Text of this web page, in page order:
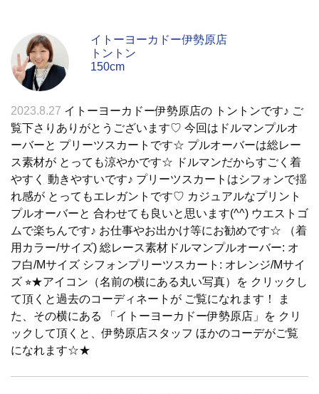
イトーヨーカドー伊勢原店
トントン
150cm
2023.8.27 イトーヨーカドー伊勢原店の トントンです♪ ご
覧下さりありがとうございます♡ 今回はドルマンプルオ
ーバーと プリーツスカートです☆ プルオーバーは総レー
ス素材が とっても涼やかです☆ ドルマンだからすごく着
やすく 動きやすいです♪ プリーツスカートはシフォンで揺
れ感が とってもエレガントです♡ カジュアルなプリント
プルオーバーと 合わせても良いと思います(^^) ウエストゴ
ムで楽ちんです♪ お仕事やお出かけ等にお勧めです☆ （着
用カラー/サイズ) 総レース素材ドルマンプルオーバー: オ
フ白/Mサイズ シフォンプリーツスカート: オレンジ/Mサイ
ズ ⭐︎★アイコン（名前の横にある丸い写真）を クリックし
て頂くと過去のコーディネートが ご覧になれます！ ま
た、その横にある 「イトーヨーカドー伊勢原店」を クリ
ックして頂くと、伊勢原店スタッフ ほかのコーデがご覧
になれます☆★